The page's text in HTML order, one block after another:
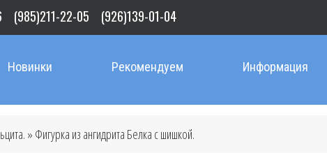
(985)211-22-05 (926)139-01-04
Новинки Рекомендуем Информация
» Фигурка из ангидрита Белка с шишкой.